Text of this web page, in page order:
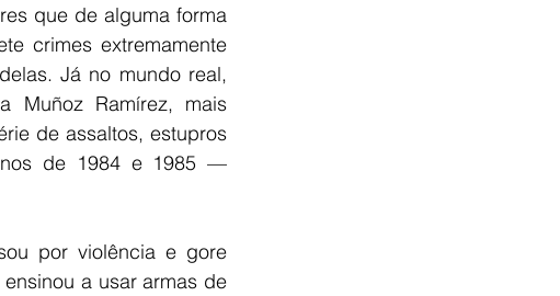
que de alguma forma
crimes extremamente
Já no mundo real,
Muñoz Ramírez, mais
de assaltos, estupros
de 1984 e 1985 —
por violência e gore
a usar armas de